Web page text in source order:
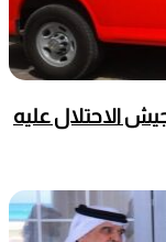
الاحتلال عليه